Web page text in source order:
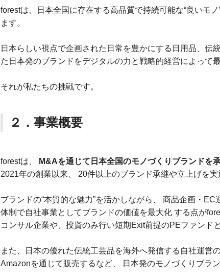
forestは、日本全国に存在する高品質で持続可能な“良いモ
ます。
日本らしい視点で企画された日常を豊かにする日用品、伝
た日本発のブランドをデジタルの力と戦略的経営によって最
それが私たちの挑戦です。
２．事業概要
forestは、 M&Aを通じて日本全国のモノづくりブランドを
2021年の創業以来、 20件以上のブランド承継や立上げを実
ブランドの“本質的な魅力”を活かしながら、 商品企画・
体制で自社事業としてブランドの価値を最大化 する点が
コンサル企業や、投資のみ行い短期Exit前提のPEファンド
また、日本の優れた伝統工芸品を海外へ発信する自社運営
Amazonを通じて販売するなど、 日本発のモノづくりブラ